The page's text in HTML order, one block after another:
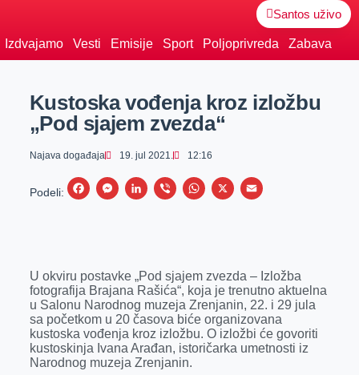
Santos uživo
Izdvajamo Vesti Emisije Sport Poljoprivreda Zabava
Kustoska vođenja kroz izložbu
„Pod sjajem zvezda“
Najava događaja 19. jul 2021. 12:16
Podeli:
F
b
o
o
k
M
e
n
g
e
r
L
e
d
I
n
V
r
W
s
A
p
p
X
E
l
U okviru postavke „Pod sjajem zvezda – Izložba
fotografija Brajana Rašića“, koja je trenutno aktuelna
u Salonu Narodnog muzeja Zrenjanin, 22. i 29 jula
sa početkom u 20 časova biće organizovana
kustoska vođenja kroz izložbu. O izložbi će govoriti
kustoskinja Ivana Arađan, istoričarka umetnosti iz
Narodnog muzeja Zrenjanin.